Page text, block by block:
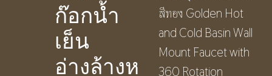
ก๊อกน้ำ
เย็น
อ่างล้างห